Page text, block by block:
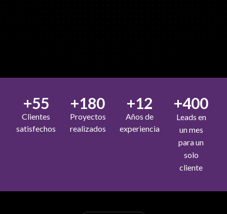
Clientes
satisfechos
+55
Proyectos
realizados
+180
Años de
experiencia
+12
Leads en
un mes
para un
solo
cliente
+400